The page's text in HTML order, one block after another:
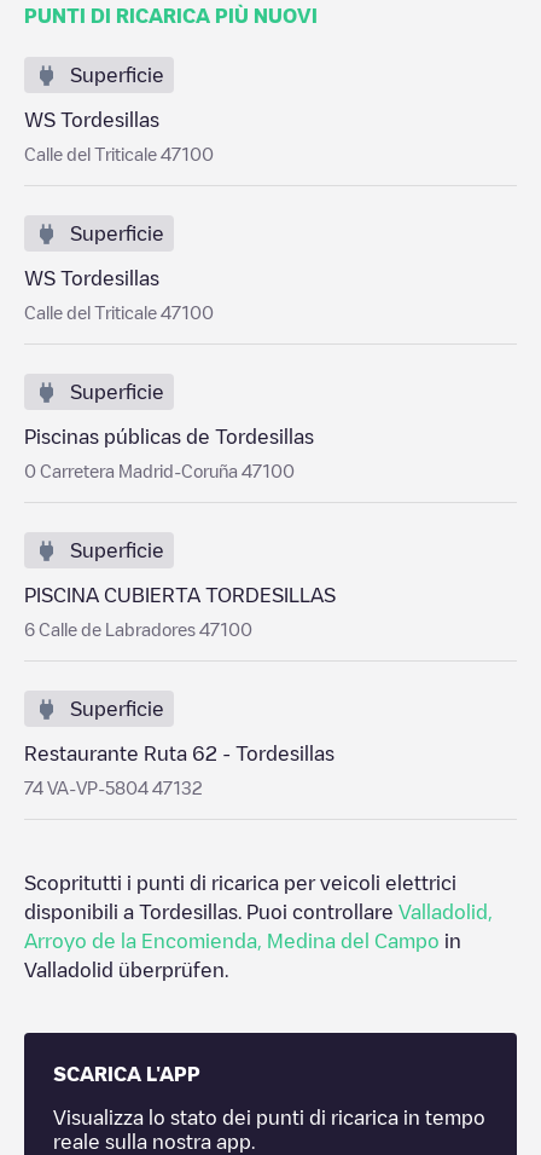
PUNTI DI RICARICA PIÙ NUOVI
Superficie
WS Tordesillas
Calle del Triticale 47100
Superficie
WS Tordesillas
Calle del Triticale 47100
Superficie
Piscinas públicas de Tordesillas
0 Carretera Madrid-Coruña 47100
Superficie
PISCINA CUBIERTA TORDESILLAS
6 Calle de Labradores 47100
Superficie
Restaurante Ruta 62 - Tordesillas
74 VA-VP-5804 47132
Scopritutti i punti di ricarica per veicoli elettrici
disponibili a Tordesillas . Puoi controllare Valladolid
Arroyo de la Encomienda
Medina del Campo in
Valladolid überprüfen.
SCARICA L'APP
Visualizza lo stato dei punti di ricarica in tempo
reale sulla nostra app.